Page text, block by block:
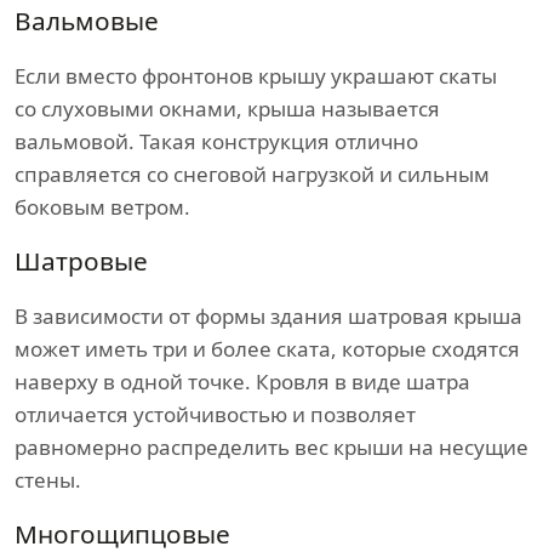
Вальмовые
Если вместо фронтонов крышу украшают скаты
со слуховыми окнами, крыша называется
вальмовой. Такая конструкция отлично
справляется со снеговой нагрузкой и сильным
боковым ветром.
Шатровые
В зависимости от формы здания шатровая крыша
может иметь три и более ската, которые сходятся
наверху в одной точке. Кровля в виде шатра
отличается устойчивостью и позволяет
равномерно распределить вес крыши на несущие
стены.
Многощипцовые